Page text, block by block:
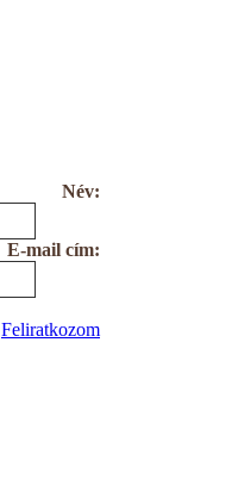
Név:
E-mail cím:
Feliratkozom